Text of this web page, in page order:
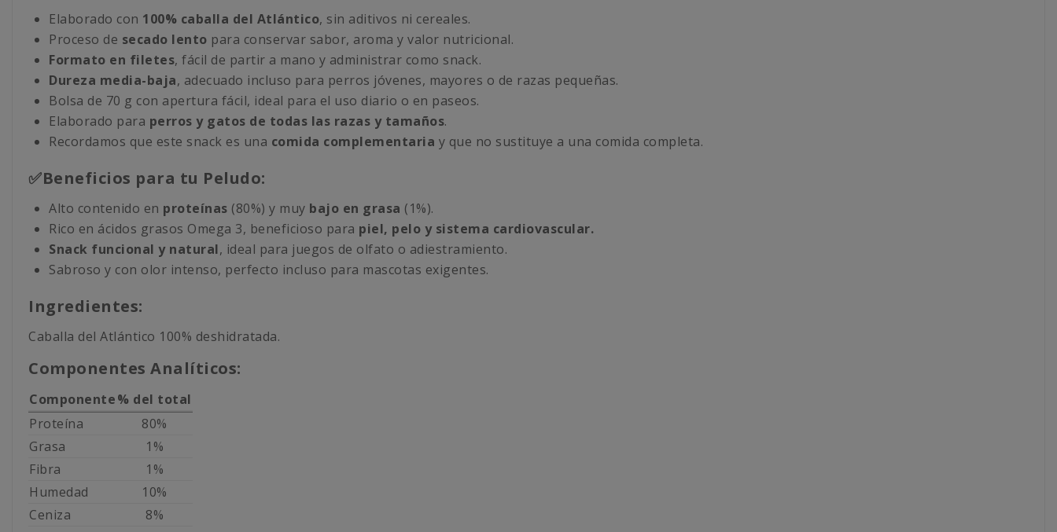
Elaborado con 100% caballa del Atlántico, sin aditivos ni cereales.
Proceso de secado lento para conservar sabor, aroma y valor nutricional.
Formato en filetes, fácil de partir a mano y administrar como snack.
Dureza media-baja, adecuado incluso para perros jóvenes, mayores o de razas pequeñas.
Bolsa de 70 g con apertura fácil, ideal para el uso diario o en paseos.
Elaborado para perros y gatos de todas las razas y tamaños.
Recordamos que este snack es una comida complementaria y que no sustituye a una comida completa.
✅Beneficios para tu Peludo:
Alto contenido en proteínas (80%) y muy bajo en grasa (1%).
Rico en ácidos grasos Omega 3, beneficioso para piel, pelo y sistema cardiovascular.
Snack funcional y natural, ideal para juegos de olfato o adiestramiento.
Sabroso y con olor intenso, perfecto incluso para mascotas exigentes.
Ingredientes:
Caballa del Atlántico 100% deshidratada.
Componentes Analíticos:
Componente% del total
Proteína
80%
Grasa
1%
Fibra
1%
Humedad
10%
Ceniza
8%